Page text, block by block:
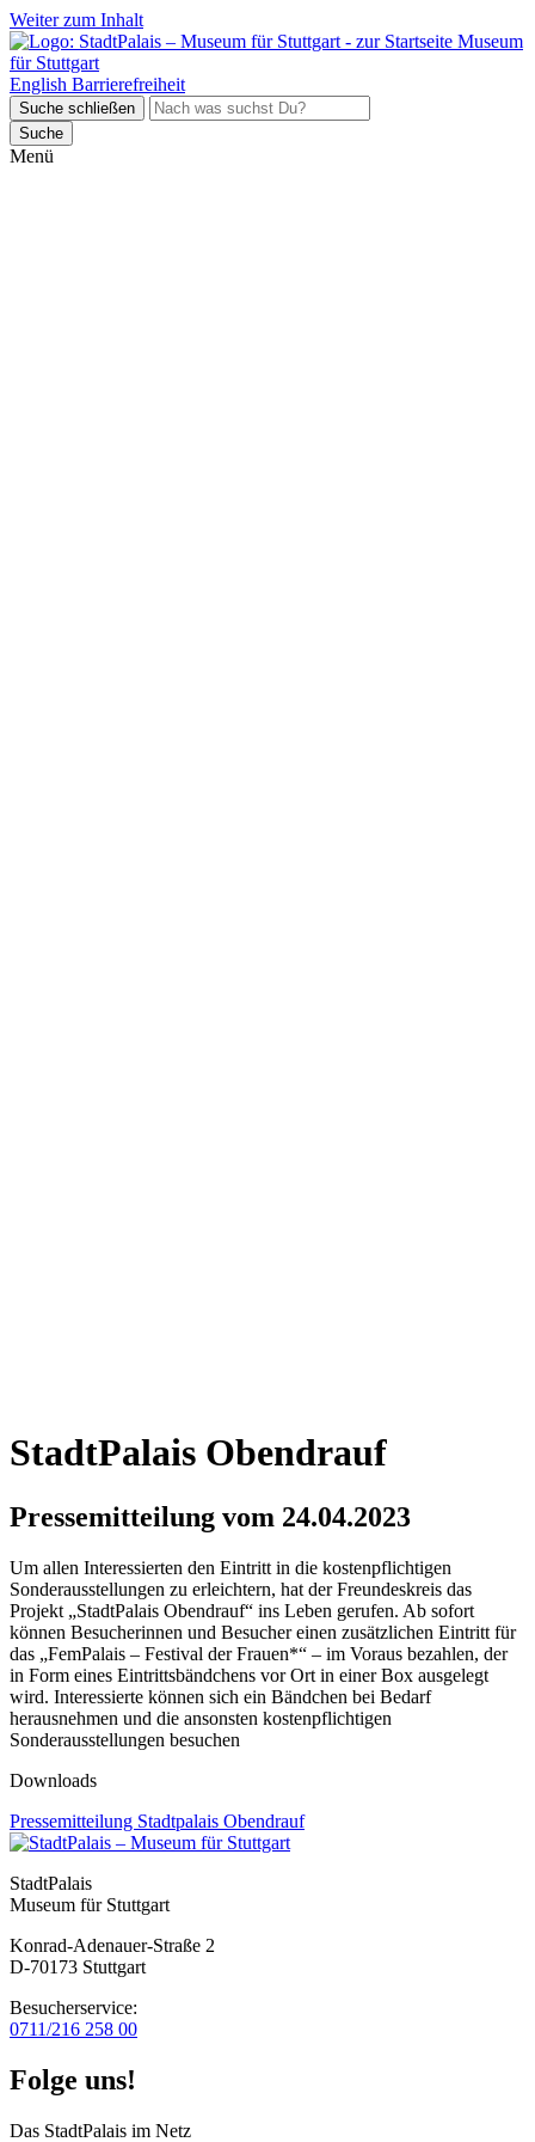
Weiter zum Inhalt
Museum
für Stuttgart
English Barrierefreiheit
Suche schließen
Suche
Menü
StadtPalais Obendrauf
Pressemitteilung vom 24.04.2023
Um allen Interessierten den Eintritt in die kostenpflichtigen
Sonderausstellungen zu erleichtern, hat der Freundeskreis das
Projekt „StadtPalais Obendrauf“ ins Leben gerufen. Ab sofort
können Besucherinnen und Besucher einen zusätzlichen Eintritt für
das „FemPalais – Festival der Frauen*“ – im Voraus bezahlen, der
in Form eines Eintrittsbändchens vor Ort in einer Box ausgelegt
wird. Interessierte können sich ein Bändchen bei Bedarf
herausnehmen und die ansonsten kostenpflichtigen
Sonderausstellungen besuchen
Downloads
Pressemitteilung Stadtpalais Obendrauf
StadtPalais
Museum für Stuttgart
Konrad-Adenauer-Straße 2
D-70173 Stuttgart
Besucherservice:
0711/216 258 00
Folge uns!
Das StadtPalais im Netz